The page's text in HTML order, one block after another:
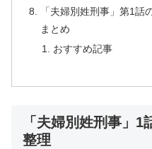
「夫婦別姓刑事」第1話
まとめ
おすすめ記事
「夫婦別姓刑事」
整理